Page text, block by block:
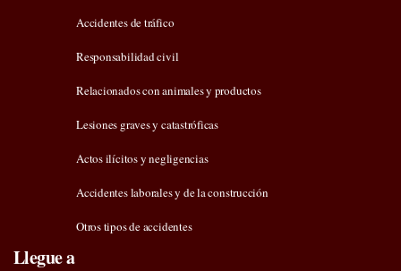
Accidentes de tráfico
Responsabilidad civil
Relacionados con animales y productos
Lesiones graves y catastróficas
Actos ilícitos y negligencias
Accidentes laborales y de la construcción
Otros tipos de accidentes
Llegue a